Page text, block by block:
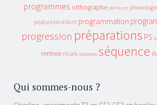
programmes orthographe peinture phonologie
production d'écrit programmation
progression préparations PS
rentree rituels sciences séquence
Qui sommes-nous ?